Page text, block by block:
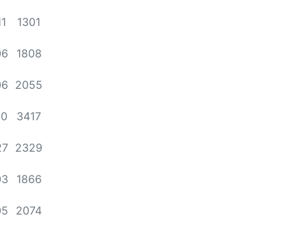
조회
1301
조회
1808
조회
2055
조회
3417
조회
2329
조회
1866
조회
2074